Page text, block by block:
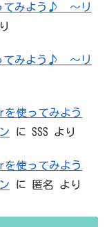
ってみよう♪ ～リ
ってみよう♪ ～リ
を使ってみよう
に SSS より
を使ってみよう
に 匿名 より